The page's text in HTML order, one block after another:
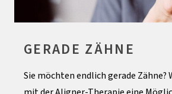
GERADE ZÄHNE
Sie möchten endlich gerade Zähne?